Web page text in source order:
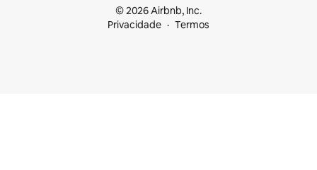
© 2026 Airbnb, Inc.
Privacidade
Termos